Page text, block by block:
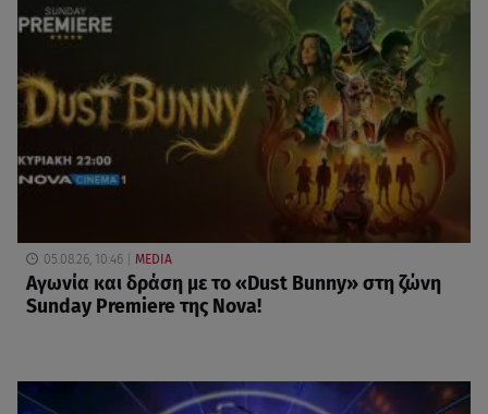
05.08.26, 10:46 MEDIA
Αγωνία και δράση με το «Dust Bunny» στη ζώνη
Sunday Premiere της Nova!